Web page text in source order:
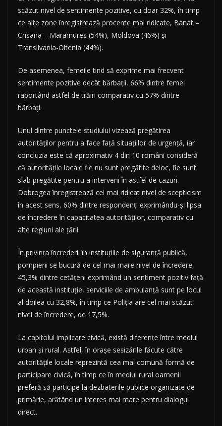
scăzut nivel de sentimente pozitive, cu doar 32%, în timp
ce alte zone înregistrează procente mai ridicate, Banat –
Crişana – Maramureş (54%), Moldova (46%) şi
Transilvania-Oltenia (44%).
De asemenea, femeile tind să exprime mai frecvent
sentimente pozitive decât bărbaţii, 66% dintre femei
raportând astfel de trăiri comparativ cu 57% dintre
bărbaţi.
Unul dintre punctele studiului vizează pregătirea
autorităţilor pentru a face faţă situaţiilor de urgenţă, iar
concluzia este că aproximativ 4 din 10 români consideră
că autorităţile locale fie nu sunt pregătite deloc, fie sunt
slab pregătite pentru a interveni în astfel de cazuri.
Dobrogea înregistrează cel mai ridicat nivel de scepticism
în acest sens, 60% dintre respondenţi exprimându-şi lipsa
de încredere în capacitatea autorităţilor, comparativ cu
alte regiuni ale ţării.
În privinţa încrederii în instituţiile de siguranţă publică,
pompierii se bucură de cel mai mare nivel de încredere,
45,3% dintre cetăţeni exprimând un sentiment pozitiv faţă
de această instituţie, serviciile de ambulanţă sunt pe locul
al doilea cu 32,8%, în timp ce Poliţia are cel mai scăzut
nivel de încredere, de 17,5%.
La capitolul implicare civică, există diferenţe între mediul
urban şi rural. Astfel, în oraşe sesizările făcute către
autorităţile locale reprezintă cea mai comună formă de
participare civică, în timp ce în mediul rural oamenii
preferă să participe la dezbaterile publice organizate de
primărie, arătând un interes mai mare pentru dialogul
direct.